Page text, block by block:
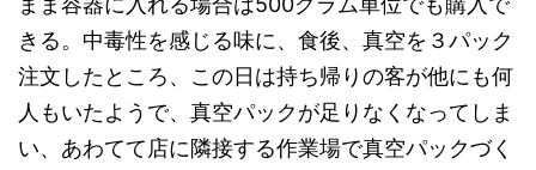
きる。中毒性を感じる味に、食後、真空を３パック
注文したところ、この日は持ち帰りの客が他にも何
人もいたようで、真空パックが足りなくなってしま
い、あわてて店に隣接する作業場で真空パックづく